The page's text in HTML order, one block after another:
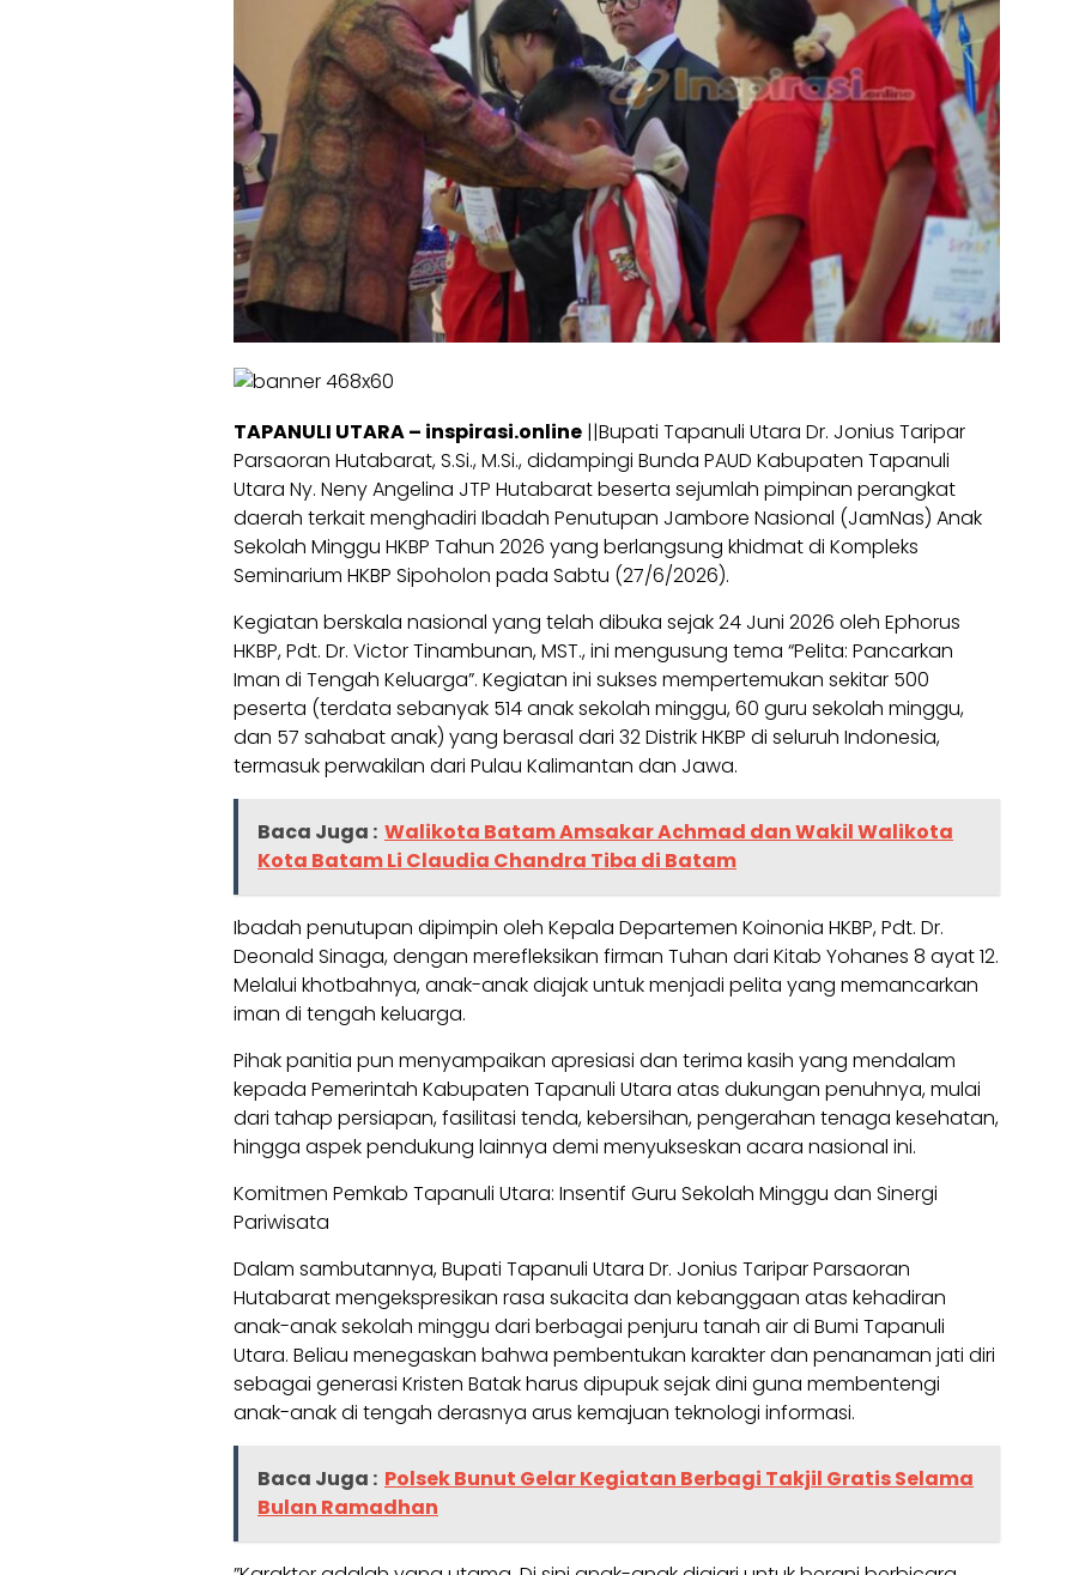
TAPANULI UTARA – inspirasi.online ||Bupati Tapanuli Utara Dr. Jonius Taripar
Parsaoran Hutabarat, S.Si., M.Si., didampingi Bunda PAUD Kabupaten Tapanuli
Utara Ny. Neny Angelina JTP Hutabarat beserta sejumlah pimpinan perangkat
daerah terkait menghadiri Ibadah Penutupan Jambore Nasional (JamNas) Anak
Sekolah Minggu HKBP Tahun 2026 yang berlangsung khidmat di Kompleks
Seminarium HKBP Sipoholon pada Sabtu (27/6/2026).
‎Kegiatan berskala nasional yang telah dibuka sejak 24 Juni 2026 oleh Ephorus
HKBP, Pdt. Dr. Victor Tinambunan, MST., ini mengusung tema “Pelita: Pancarkan
Iman di Tengah Keluarga”. Kegiatan ini sukses mempertemukan sekitar 500
peserta (terdata sebanyak 514 anak sekolah minggu, 60 guru sekolah minggu,
dan 57 sahabat anak) yang berasal dari 32 Distrik HKBP di seluruh Indonesia,
termasuk perwakilan dari Pulau Kalimantan dan Jawa.
Baca Juga : Walikota Batam Amsakar Achmad dan Wakil Walikota
Kota Batam Li Claudia Chandra Tiba di Batam
‎Ibadah penutupan dipimpin oleh Kepala Departemen Koinonia HKBP, Pdt. Dr.
Deonald Sinaga, dengan merefleksikan firman Tuhan dari Kitab Yohanes 8 ayat 12.
Melalui khotbahnya, anak-anak diajak untuk menjadi pelita yang memancarkan
iman di tengah keluarga.
‎Pihak panitia pun menyampaikan apresiasi dan terima kasih yang mendalam
kepada Pemerintah Kabupaten Tapanuli Utara atas dukungan penuhnya, mulai
dari tahap persiapan, fasilitasi tenda, kebersihan, pengerahan tenaga kesehatan,
hingga aspek pendukung lainnya demi menyukseskan acara nasional ini.
‎Komitmen Pemkab Tapanuli Utara: Insentif Guru Sekolah Minggu dan Sinergi
Pariwisata
‎Dalam sambutannya, Bupati Tapanuli Utara Dr. Jonius Taripar Parsaoran
Hutabarat mengekspresikan rasa sukacita dan kebanggaan atas kehadiran
anak-anak sekolah minggu dari berbagai penjuru tanah air di Bumi Tapanuli
Utara. Beliau menegaskan bahwa pembentukan karakter dan penanaman jati diri
sebagai generasi Kristen Batak harus dipupuk sejak dini guna membentengi
anak-anak di tengah derasnya arus kemajuan teknologi informasi.
Baca Juga : Polsek Bunut Gelar Kegiatan Berbagi Takjil Gratis Selama
Bulan Ramadhan